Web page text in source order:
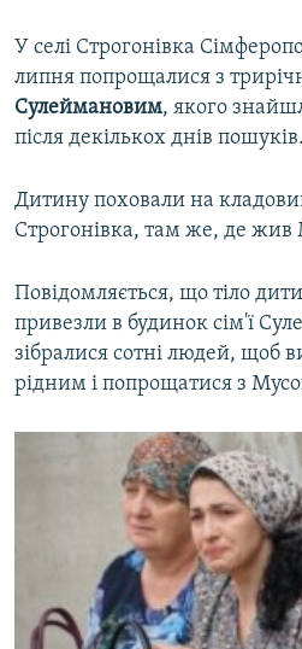
Усі сайти RFE/RL
У селі Строгонівка
липня попрощалися з
Сулеймановим, якого
після декількох днів пошуків.
Дитину поховали на
Строгонівка, там же, де жив
Повідомляється, що тіло
привезли в будинок сім'ї
зібралися сотні людей, щоб
рідним і попрощатися з